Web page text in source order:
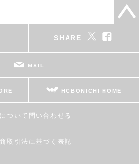
SHARE
MAIL
HOBONICHI HOME
ついて問い合わせる
取引法に基づく表記